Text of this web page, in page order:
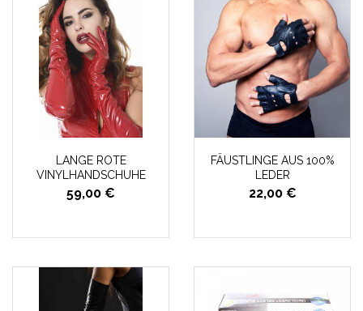
LANGE ROTE
VINYLHANDSCHUHE
59,00 €
FÄUSTLINGE AUS 100%
LEDER
22,00 €